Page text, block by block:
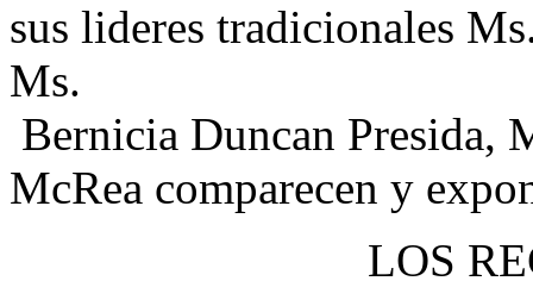
sus lideres tradicionales
Ms.
Bernicia Duncan Presida,
McRea comparecen y
LOS